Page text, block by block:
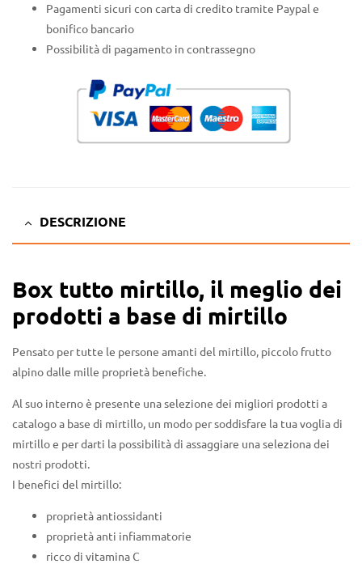
Pagamenti sicuri con carta di credito tramite Paypal e
bonifico bancario
Possibilità di pagamento in contrassegno
DESCRIZIONE
Box tutto mirtillo, il meglio dei
prodotti a base di mirtillo
Pensato per tutte le persone amanti del mirtillo, piccolo frutto
alpino dalle mille proprietà benefiche.
Al suo interno è presente una selezione dei migliori prodotti a
catalogo a base di mirtillo, un modo per soddisfare la tua voglia di
mirtillo e per darti la possibilità di assaggiare una seleziona dei
nostri prodotti.
I benefici del mirtillo:
proprietà antiossidanti
proprietà anti infiammatorie
ricco di vitamina C